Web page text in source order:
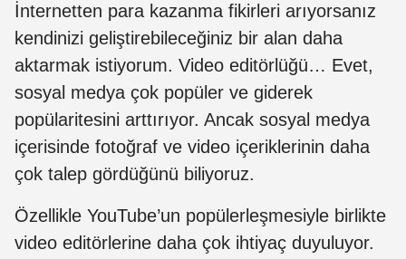
İnternetten para kazanma fikirleri arıyorsanız
kendinizi geliştirebileceğiniz bir alan daha
aktarmak istiyorum. Video editörlüğü… Evet,
sosyal medya çok popüler ve giderek
popülaritesini arttırıyor. Ancak sosyal medya
içerisinde fotoğraf ve video içeriklerinin daha
çok talep gördüğünü biliyoruz.
Özellikle YouTube’un popülerleşmesiyle birlikte
video editörlerine daha çok ihtiyaç duyuluyor.